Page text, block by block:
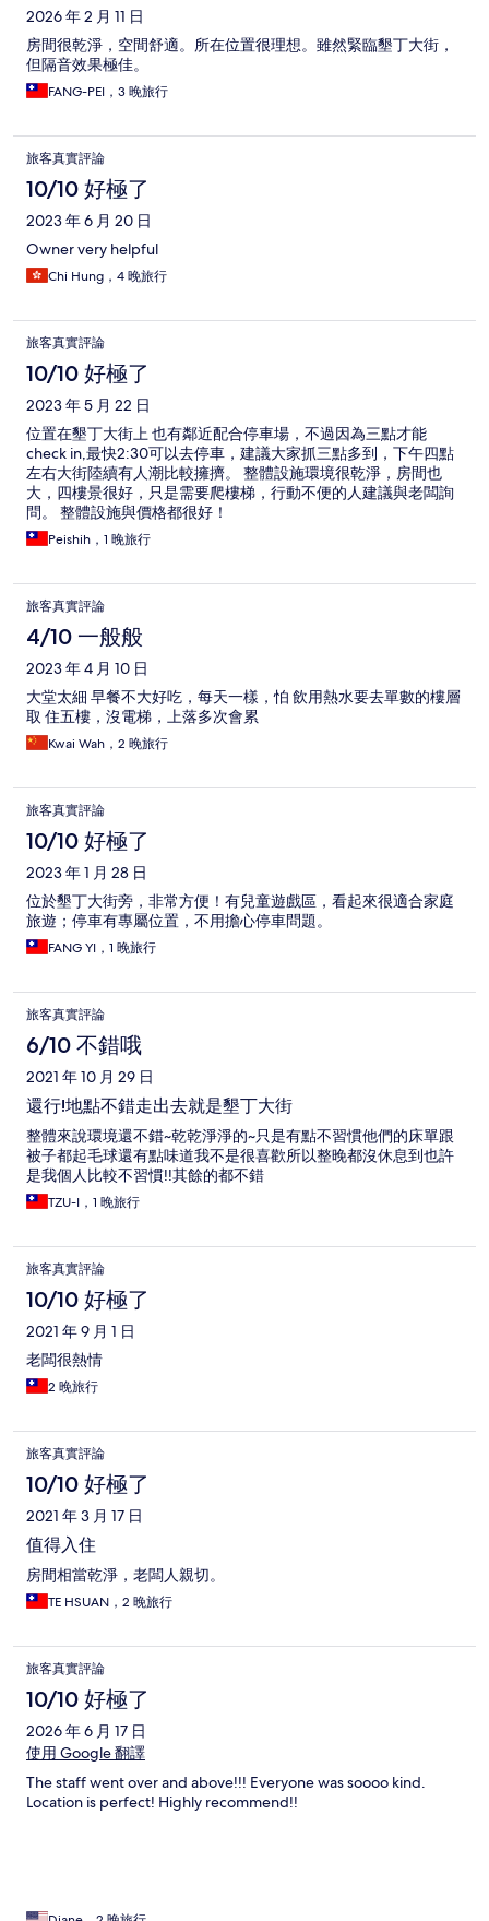
2026 年 2 月 11 日
房間很乾淨，空間舒適。所在位置很理想。雖然緊臨墾丁大街，
但隔音效果極佳。
FANG-PEI，3 晚旅行
旅客真實評論
10/10 好極了
2023 年 6 月 20 日
Owner very helpful
Chi Hung，4 晚旅行
旅客真實評論
10/10 好極了
2023 年 5 月 22 日
位置在墾丁大街上 也有鄰近配合停車場，不過因為三點才能
check in,最快2:30可以去停車，建議大家抓三點多到，下午四點
左右大街陸續有人潮比較擁擠。 整體設施環境很乾淨，房間也
大，四樓景很好，只是需要爬樓梯，行動不便的人建議與老闆詢
問。 整體設施與價格都很好！
Peishih，1 晚旅行
旅客真實評論
4/10 一般般
2023 年 4 月 10 日
大堂太細 早餐不大好吃，每天一樣，怕 飲用熱水要去單數的樓層
取 住五樓，沒電梯，上落多次會累
Kwai Wah，2 晚旅行
旅客真實評論
10/10 好極了
2023 年 1 月 28 日
位於墾丁大街旁，非常方便！有兒童遊戲區，看起來很適合家庭
旅遊；停車有專屬位置，不用擔心停車問題。
FANG YI，1 晚旅行
旅客真實評論
6/10 不錯哦
2021 年 10 月 29 日
還行!地點不錯走出去就是墾丁大街
整體來說環境還不錯~乾乾淨淨的~只是有點不習慣他們的床單跟
被子都起毛球還有點味道我不是很喜歡所以整晚都沒休息到也許
是我個人比較不習慣!!其餘的都不錯
TZU-I，1 晚旅行
旅客真實評論
10/10 好極了
2021 年 9 月 1 日
老闆很熱情
2 晚旅行
旅客真實評論
10/10 好極了
2021 年 3 月 17 日
值得入住
房間相當乾淨，老闆人親切。
TE HSUAN，2 晚旅行
旅客真實評論
10/10 好極了
2026 年 6 月 17 日
使用 Google 翻譯
The staff went over and above!!! Everyone was soooo kind.
Location is perfect! Highly recommend!!